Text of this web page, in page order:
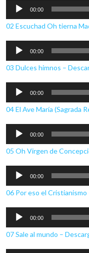
Reproductor
de
audio
00:00
02 Escuchad Oh tierna
Reproductor
de
audio
00:00
03 Dulces himnos –
Reproductor
de
audio
00:00
04 El Ave María (Sagrada
Reproductor
de
audio
00:00
05 Oh Virgen de
Reproductor
de
audio
00:00
06 Por eso el Cristianismo
Reproductor
de
audio
00:00
07 Sale al mundo –